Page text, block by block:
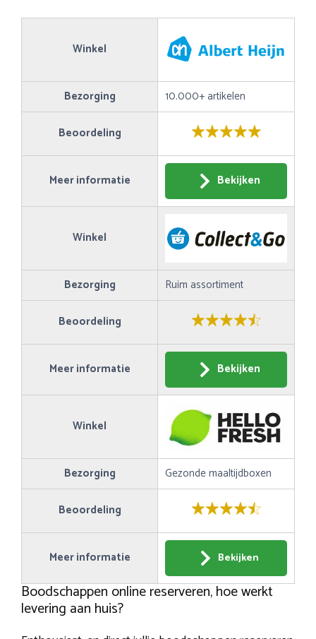
Winkel
Bezorging 10.000+ artikelen
Beoordeling
Meer informatie Bekijken
Winkel
Bezorging Ruim assortiment
Beoordeling
Meer informatie Bekijken
Winkel
Bezorging Gezonde maaltijdboxen
Beoordeling
Meer informatie Bekijken
Boodschappen online reserveren, hoe werkt
levering aan huis?